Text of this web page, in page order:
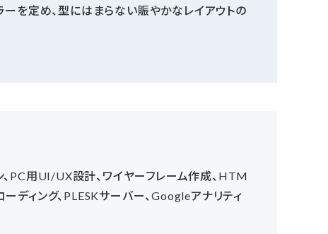
ーを定め、型にはまらない賑やかなレイアウトの
PC用UI/UX設計、ワイヤーフレーム作成、HTM
ディング、PLESKサーバー、Googleアナリティ